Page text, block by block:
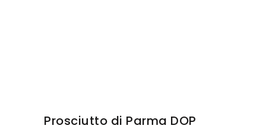
Prosciutto di Parma DOP